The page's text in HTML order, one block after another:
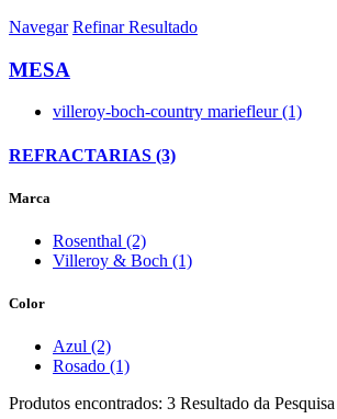
Navegar Refinar Resultado
MESA
villeroy-boch-country mariefleur (1)
REFRACTARIAS (3)
Marca
Rosenthal (2)
Villeroy & Boch (1)
Color
Azul (2)
Rosado (1)
Produtos encontrados: 3 Resultado da